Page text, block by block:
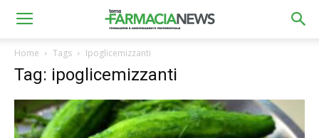
Home Tags Ipoglicemizzanti
Tag: ipoglicemizzanti